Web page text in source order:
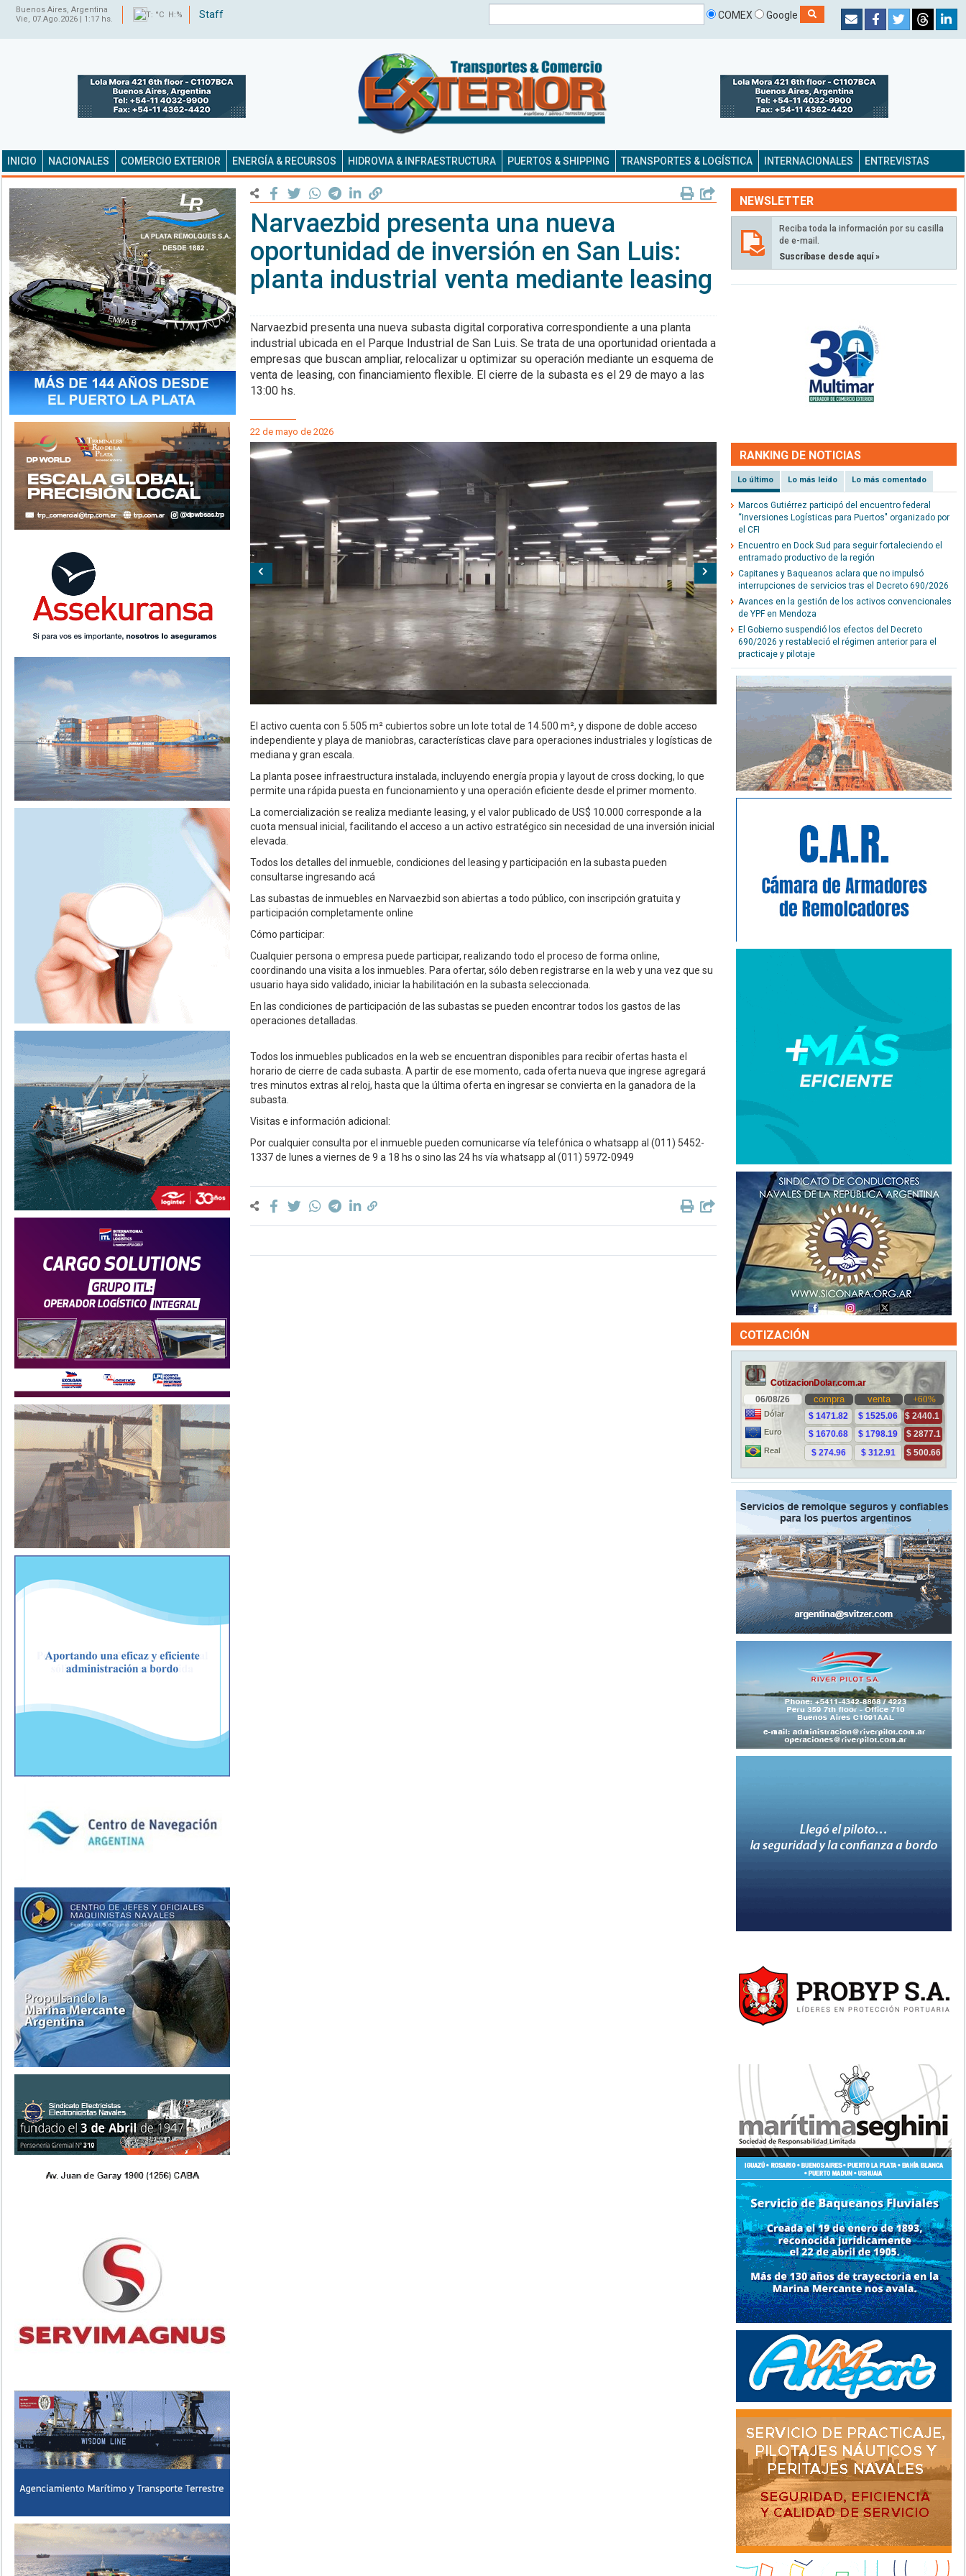
Buenos Aires, Argentina
Vie, 07.Ago.2026 | 1:17 hs.
T: °C H:% Staff COMEX Google
INICIO NACIONALES COMERCIO EXTERIOR ENERGÍA & RECURSOS HIDROVIA & INFRAESTRUCTURA PUERTOS & SHIPPING TRANSPORTES & LOGÍSTICA INTERNACIONALES ENTREVISTAS
Narvaezbid presenta una nueva
oportunidad de inversión en San Luis:
planta industrial venta mediante leasing
Narvaezbid presenta una nueva subasta digital corporativa correspondiente a una planta
industrial ubicada en el Parque Industrial de San Luis. Se trata de una oportunidad orientada a
empresas que buscan ampliar, relocalizar u optimizar su operación mediante un esquema de
venta de leasing, con financiamiento flexible. El cierre de la subasta es el 29 de mayo a las
13:00 hs.
22 de mayo de 2026
Siguiente
El activo cuenta con 5.505 m² cubiertos sobre un lote total de 14.500 m², y dispone de doble acceso
independiente y playa de maniobras, características clave para operaciones industriales y logísticas de
mediana y gran escala.
La planta posee infraestructura instalada, incluyendo energía propia y layout de cross docking, lo que
permite una rápida puesta en funcionamiento y una operación eficiente desde el primer momento.
La comercialización se realiza mediante leasing, y el valor publicado de US$ 10.000 corresponde a la
cuota mensual inicial, facilitando el acceso a un activo estratégico sin necesidad de una inversión inicial
elevada.
Todos los detalles del inmueble, condiciones del leasing y participación en la subasta pueden
consultarse ingresando acá
Las subastas de inmuebles en Narvaezbid son abiertas a todo público, con inscripción gratuita y
participación completamente online
Cómo participar:
Cualquier persona o empresa puede participar, realizando todo el proceso de forma online,
coordinando una visita a los inmuebles. Para ofertar, sólo deben registrarse en la web y una vez que su
usuario haya sido validado, iniciar la habilitación en la subasta seleccionada.
En las condiciones de participación de las subastas se pueden encontrar todos los gastos de las
operaciones detalladas.
Todos los inmuebles publicados en la web se encuentran disponibles para recibir ofertas hasta el
horario de cierre de cada subasta. A partir de ese momento, cada oferta nueva que ingrese agregará
tres minutos extras al reloj, hasta que la última oferta en ingresar se convierta en la ganadora de la
subasta.
Visitas e información adicional:
Por cualquier consulta por el inmueble pueden comunicarse vía telefónica o whatsapp al (011) 5452-
1337 de lunes a viernes de 9 a 18 hs o sino las 24 hs vía whatsapp al (011) 5972-0949
NEWSLETTER
Reciba toda la información por su casilla
de e-mail.
Suscríbase desde aquí »
RANKING DE NOTICIAS
Lo último Lo más leído Lo más comentado
Marcos Gutiérrez participó del encuentro federal
“Inversiones Logísticas para Puertos" organizado por
el CFI
Encuentro en Dock Sud para seguir fortaleciendo el
entramado productivo de la región
Capitanes y Baqueanos aclara que no impulsó
interrupciones de servicios tras el Decreto 690/2026
Avances en la gestión de los activos convencionales
de YPF en Mendoza
El Gobierno suspendió los efectos del Decreto
690/2026 y restableció el régimen anterior para el
practicaje y pilotaje
COTIZACIÓN